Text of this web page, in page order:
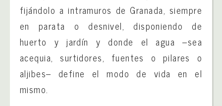
fijándolo a intramuros de Granada, siempre
en parata o desnivel, disponiendo de
huerto y jardín y donde el agua –sea
acequia, surtidores, fuentes o pilares o
aljibes– define el modo de vida en el
mismo.